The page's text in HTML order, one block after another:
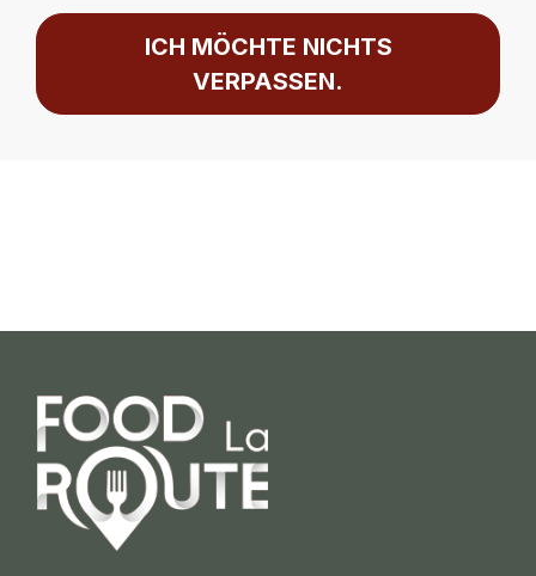
ICH MÖCHTE NICHTS
VERPASSEN.